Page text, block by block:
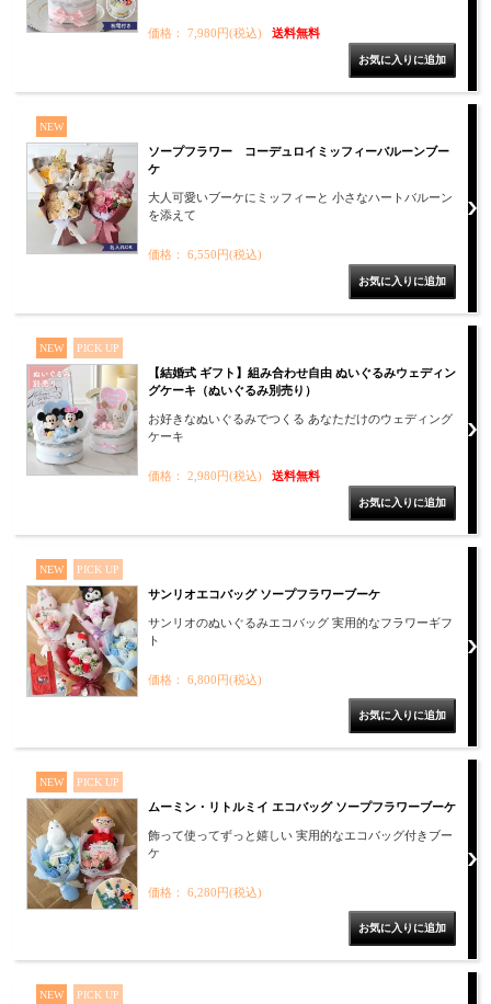
価格： 7,980円(税込) 送料無料
NEW
ソープフラワー コーデュロイミッフィーバルーンブー
ケ
大人可愛いブーケにミッフィーと 小さなハートバルーン
を添えて
価格： 6,550円(税込)
NEW PICK UP
【結婚式 ギフト】組み合わせ自由 ぬいぐるみウェディン
グケーキ（ぬいぐるみ別売り）
お好きなぬいぐるみでつくる あなただけのウェディング
ケーキ
価格： 2,980円(税込) 送料無料
NEW PICK UP
サンリオエコバッグ ソープフラワーブーケ
サンリオのぬいぐるみエコバッグ 実用的なフラワーギフ
ト
価格： 6,800円(税込)
NEW PICK UP
ムーミン・リトルミイ エコバッグ ソープフラワーブーケ
飾って使ってずっと嬉しい 実用的なエコバッグ付きブー
ケ
価格： 6,280円(税込)
NEW PICK UP